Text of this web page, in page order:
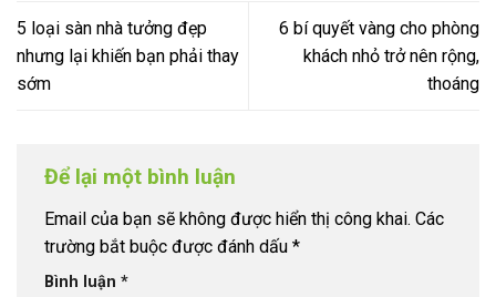
5 loại sàn nhà tưởng đẹp
nhưng lại khiến bạn phải thay
sớm
6 bí quyết vàng cho phòng
khách nhỏ trở nên rộng,
thoáng
Để lại một bình luận
Email của bạn sẽ không được hiển thị công khai. Các
trường bắt buộc được đánh dấu *
Bình luận *